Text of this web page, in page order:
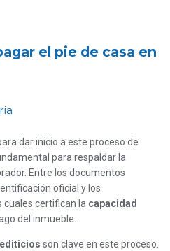
el pie de casa en
dar inicio a este proceso de
para respaldar la
Entre los documentos
oficial y los
cuales certifican la capacidad
del inmueble.
son clave en este proceso.